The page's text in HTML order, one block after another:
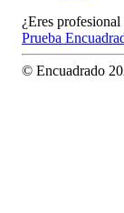
¿Eres
Prueba
© Encuadrado